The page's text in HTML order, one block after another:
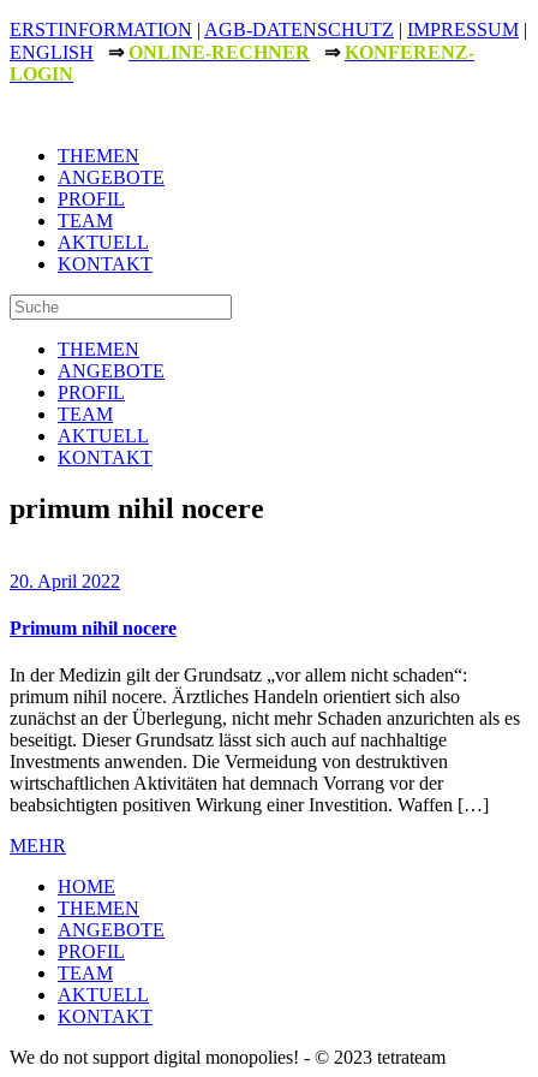
ERSTINFORMATION | AGB-DATENSCHUTZ | IMPRESSUM |
ENGLISH
⇒ONLINE-RECHNER ⇒ KONFERENZ-
LOGIN
THEMEN
ANGEBOTE
PROFIL
TEAM
AKTUELL
KONTAKT
THEMEN
ANGEBOTE
PROFIL
TEAM
AKTUELL
KONTAKT
primum nihil nocere
20. April 2022
Primum nihil nocere
In der Medizin gilt der Grundsatz „vor allem nicht schaden“:
primum nihil nocere. Ärztliches Handeln orientiert sich also
zunächst an der Überlegung, nicht mehr Schaden anzurichten als es
beseitigt. Dieser Grundsatz lässt sich auch auf nachhaltige
Investments anwenden. Die Vermeidung von destruktiven
wirtschaftlichen Aktivitäten hat demnach Vorrang vor der
beabsichtigten positiven Wirkung einer Investition. Waffen […]
MEHR
HOME
THEMEN
ANGEBOTE
PROFIL
TEAM
AKTUELL
KONTAKT
We do not support digital monopolies! - © 2023 tetrateam